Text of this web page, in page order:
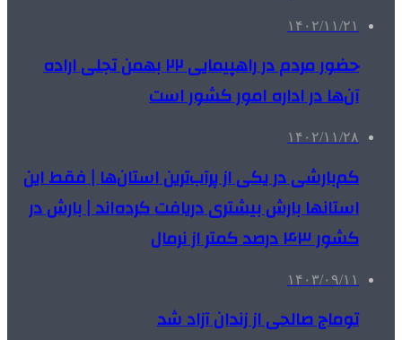
۱۴۰۲/۱۱/۲۱
حضور مردم در راهپیمایی ۲۲ بهمن تجلی اراده
آن‌ها در اداره امور کشور است
۱۴۰۲/۱۱/۲۸
کم‌بارشی در یکی از پرآب‌ترین استان‌ها | فقط این
استانها بارش بیشتری دریافت کرده‌اند | بارش در
کشور ۴۳ درصد کمتر از نرمال
۱۴۰۳/۰۹/۱۱
توماج صالحی از زندان آزاد شد